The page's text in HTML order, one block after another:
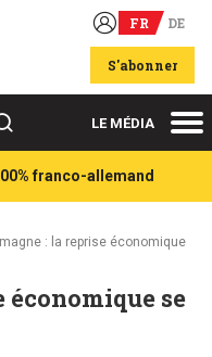
FR DE
S'abonner
LE MÉDIA
franco-allemand
: la reprise économique
se